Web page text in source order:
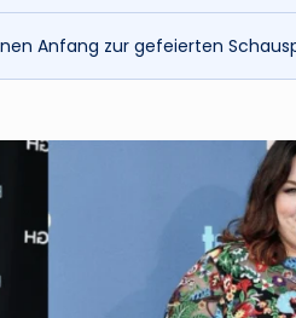
Anfang zur gefeierten